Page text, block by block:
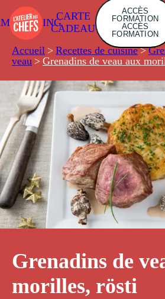
CARTE
CADEAU
ACCÈS
FORMATION
ACCÈS
FORMATION
Accueil > Recettes de cuisine >
veau > Grenadins de veau aux
Grenadins de
morilles, rösti